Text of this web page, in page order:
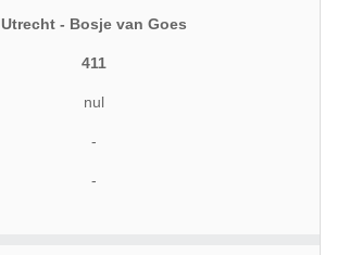
Utrecht - Bosje van Goes
411
nul
-
-